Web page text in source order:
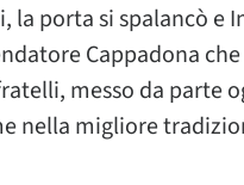
la porta si spalancò e
Cappadona
messo da parte
nella migliore